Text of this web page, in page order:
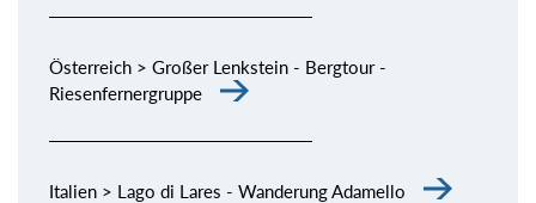
Österreich > Großer Lenkstein - Bergtour -
Riesenfernergruppe
Italien > Lago di Lares - Wanderung Adamello